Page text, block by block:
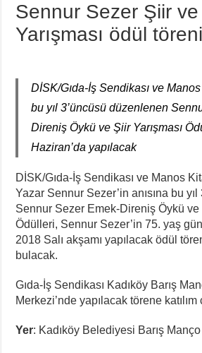
Sennur Sezer Şiir
Yarışması ödül
DİSK/Gıda-İş Sendikası ve
bu yıl 3’üncüsü düzenlenen
Direniş Öykü ve Şiir Yarışması
Haziran’da yapılacak
DİSK/Gıda-İş Sendikası ve Manos
Yazar Sennur Sezer’in anısına bu
Sennur Sezer Emek-Direniş Öykü ve
Ödülleri, Sennur Sezer’in 75. yaş
2018 Salı akşamı yapılacak ödül
bulacak.
Gıda-İş Sendikası Kadıköy Barış
Merkezi’nde yapılacak törene katılım
Yer: Kadıköy Belediyesi Barış